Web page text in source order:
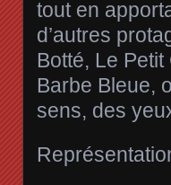
tout en
d’autres
Botté, Le
Barbe Bleue,
sens, des